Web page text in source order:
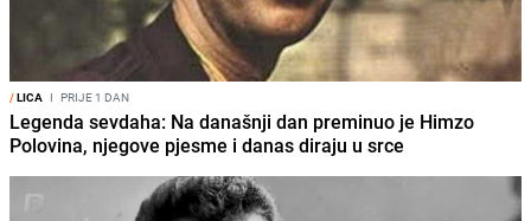
/LICA I PRIJE 1 DAN
Legenda sevdaha: Na današnji dan preminuo je Himzo
Polovina, njegove pjesme i danas diraju u srce